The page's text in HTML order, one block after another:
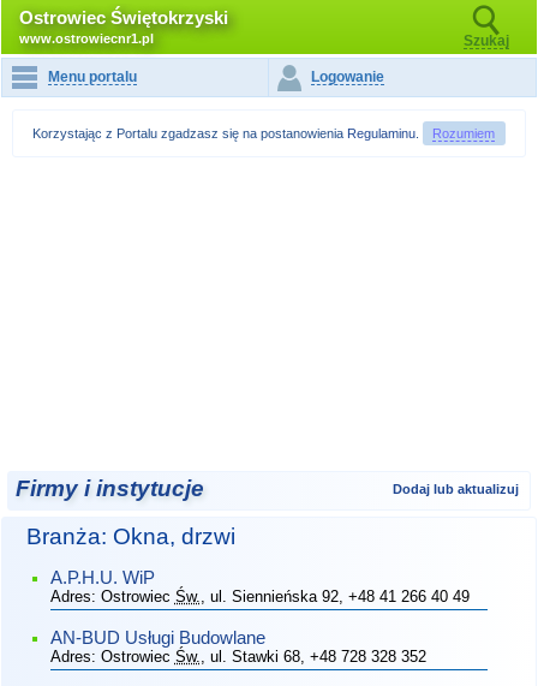
Ostrowiec Świętokrzyski
www.ostrowiecnr1.pl Szukaj
Menu portalu Logowanie
Korzystając z Portalu zgadzasz się na postanowienia Regulaminu Rozumiem
Firmy i instytucje Dodaj lub aktualizuj
Branża: Okna, drzwi
A.P.H.U. WiP
Adres: Ostrowiec Św. , ul. Siennieńska 92, +48 41 266 40 49
AN-BUD Usługi Budowlane
Adres: Ostrowiec Św. , ul. Stawki 68, +48 728 328 352